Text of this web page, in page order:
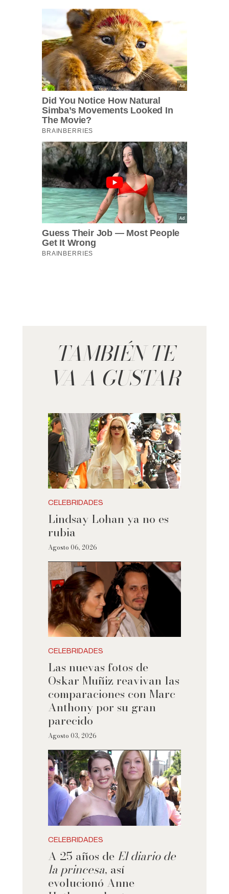
TAMBIÉN TE
VA A GUSTAR
CELEBRIDADES
Lindsay Lohan ya no es
rubia
Agosto 06, 2026
CELEBRIDADES
Las nuevas fotos de
Oskar Muñiz reavivan las
comparaciones con Marc
Anthony por su gran
parecido
Agosto 03, 2026
CELEBRIDADES
A 25 años de El diario de
la princesa, así
evolucionó Anne